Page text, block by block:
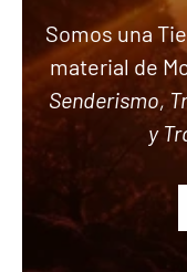
Somos una
material de
Senderismo,
y